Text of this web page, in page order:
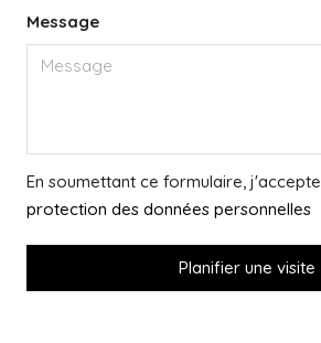
Message
En soumettant ce formulaire, j'accepte
protection des données personnelles
Planifier une visite